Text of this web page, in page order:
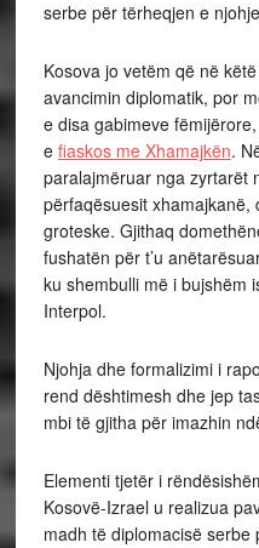
serbe për tërheqjen e
Kosova jo vetëm që në
avancimin diplomatik, por
e disa gabimeve
e fiaskos me Xhamajkën.
paralajmëruar nga zyrtarët
përfaqësuesit xhamajkanë,
groteske. Gjithaq
fushatën për t’u
ku shembulli më i bujshëm
Interpol.
Njohja dhe formalizimi i
rend dështimesh dhe jep
mbi të gjitha për imazhin
Elementi tjetër i
Kosovë-Izrael u realizua
madh të diplomacisë